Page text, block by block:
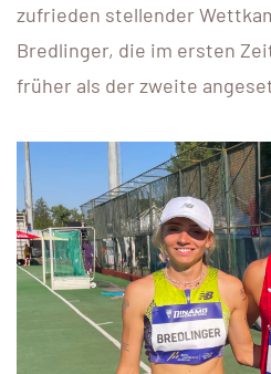
zufrieden stellender
Bredlinger, die im ersten
früher als der zweite